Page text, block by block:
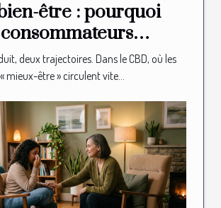
être : pourquoi
ils vraiment vos
deux trajectoires. Dans le CBD, où les
mieux-être » circulent vite...